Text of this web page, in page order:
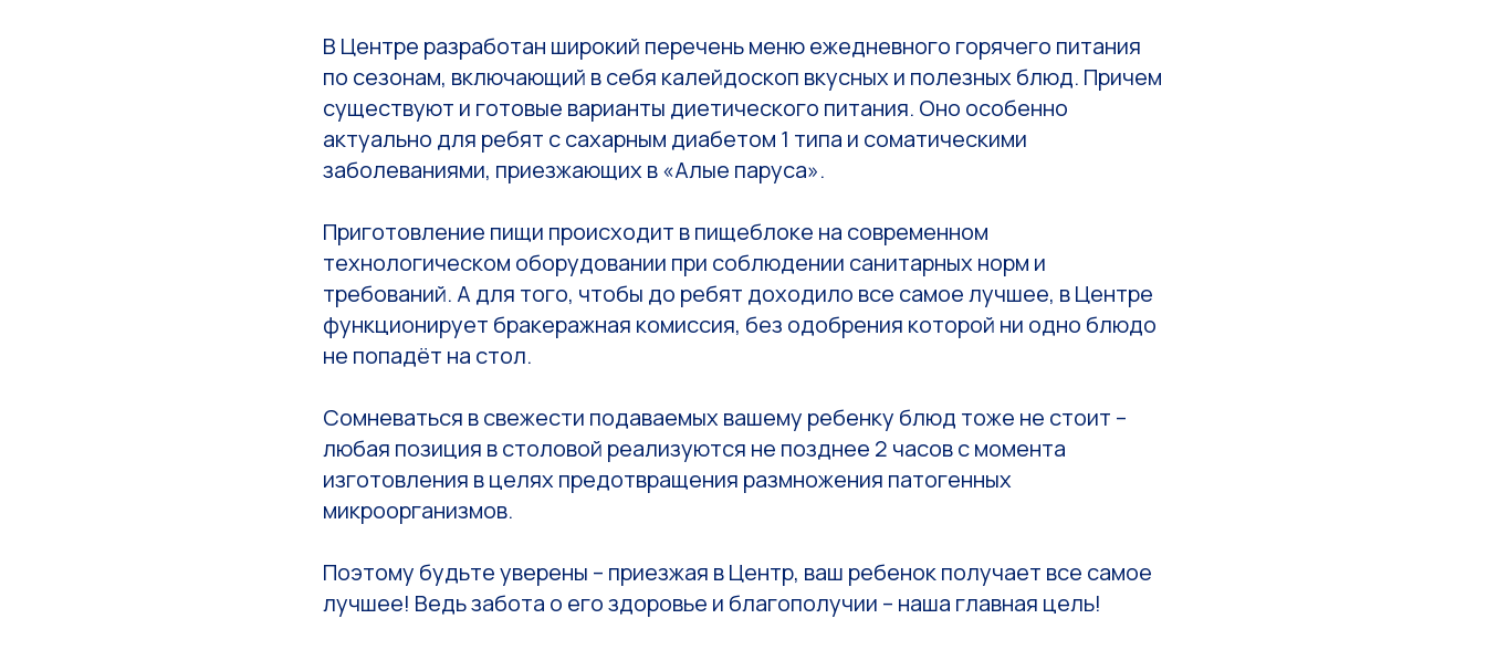
В Центре разработан широкий перечень меню ежедневного горячего питания
по сезонам, включающий в себя калейдоскоп вкусных и полезных блюд. Причем
существуют и готовые варианты диетического питания. Оно особенно
актуально для ребят с сахарным диабетом 1 типа и соматическими
заболеваниями, приезжающих в «Алые паруса».
Приготовление пищи происходит в пищеблоке на современном
технологическом оборудовании при соблюдении санитарных норм и
требований. А для того, чтобы до ребят доходило все самое лучшее, в Центре
функционирует бракеражная комиссия, без одобрения которой ни одно блюдо
не попадёт на стол.
Сомневаться в свежести подаваемых вашему ребенку блюд тоже не стоит –
любая позиция в столовой реализуются не позднее 2 часов с момента
изготовления в целях предотвращения размножения патогенных
микроорганизмов.
Поэтому будьте уверены – приезжая в Центр, ваш ребенок получает все самое
лучшее! Ведь забота о его здоровье и благополучии – наша главная цель!